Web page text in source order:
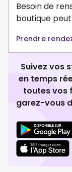
Besoin de
boutique
Prendre
Suivez vos
en temps
toutes vos
garez-vous